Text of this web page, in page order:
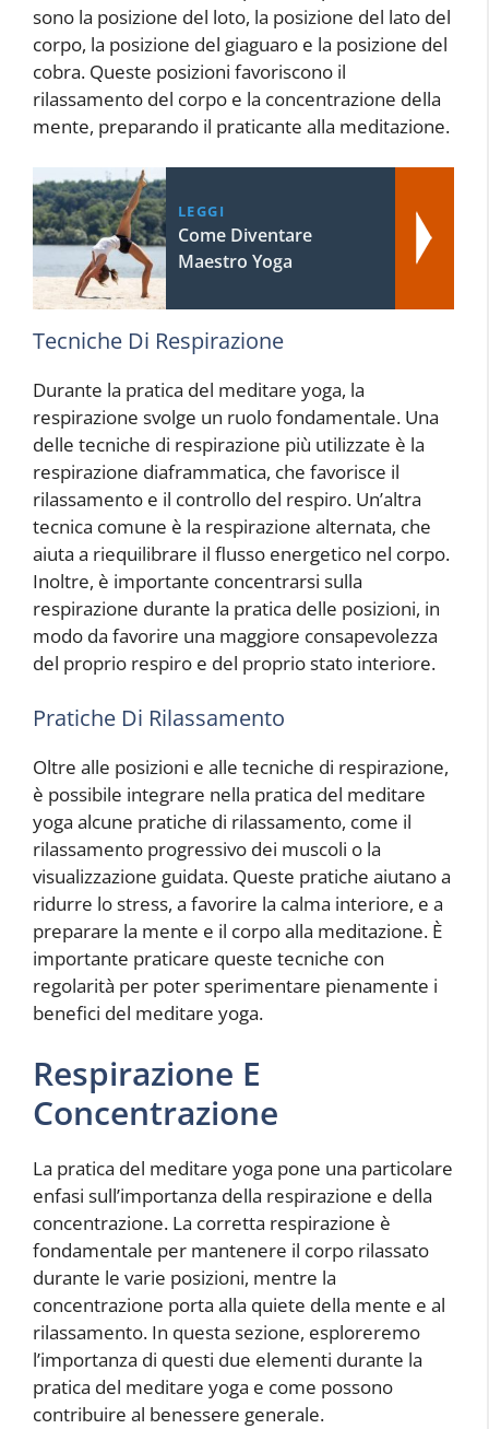
sono la posizione del loto, la posizione del lato del
corpo, la posizione del giaguaro e la posizione del
cobra. Queste posizioni favoriscono il
rilassamento del corpo e la concentrazione della
mente, preparando il praticante alla meditazione.
LEGGI
Come Diventare
Maestro Yoga
Tecniche Di Respirazione
Durante la pratica del meditare yoga, la
respirazione svolge un ruolo fondamentale. Una
delle tecniche di respirazione più utilizzate è la
respirazione diaframmatica, che favorisce il
rilassamento e il controllo del respiro. Un’altra
tecnica comune è la respirazione alternata, che
aiuta a riequilibrare il flusso energetico nel corpo.
Inoltre, è importante concentrarsi sulla
respirazione durante la pratica delle posizioni, in
modo da favorire una maggiore consapevolezza
del proprio respiro e del proprio stato interiore.
Pratiche Di Rilassamento
Oltre alle posizioni e alle tecniche di respirazione,
è possibile integrare nella pratica del meditare
yoga alcune pratiche di rilassamento, come il
rilassamento progressivo dei muscoli o la
visualizzazione guidata. Queste pratiche aiutano a
ridurre lo stress, a favorire la calma interiore, e a
preparare la mente e il corpo alla meditazione. È
importante praticare queste tecniche con
regolarità per poter sperimentare pienamente i
benefici del meditare yoga.
Respirazione E
Concentrazione
La pratica del meditare yoga pone una particolare
enfasi sull’importanza della respirazione e della
concentrazione. La corretta respirazione è
fondamentale per mantenere il corpo rilassato
durante le varie posizioni, mentre la
concentrazione porta alla quiete della mente e al
rilassamento. In questa sezione, esploreremo
l’importanza di questi due elementi durante la
pratica del meditare yoga e come possono
contribuire al benessere generale.